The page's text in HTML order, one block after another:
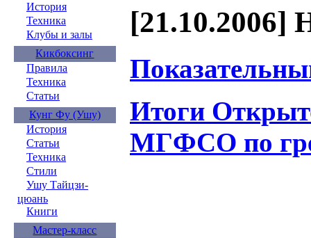
История
Техника
Клубы и залы
Кикбоксинг
Правила
Техника
Статьи
Кунг Фу (Ушу)
История
Статьи
Техника
Стили
Ушу Тайцзи-
цюань
Книги
Мастер-класс
[21.10.2006]
Итоги
МГФСО по